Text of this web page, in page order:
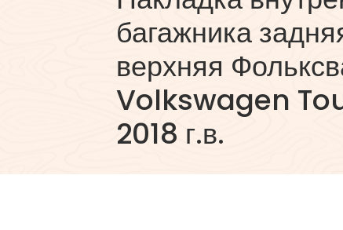
багажника
верхняя
Volkswagen
2018 г.в.